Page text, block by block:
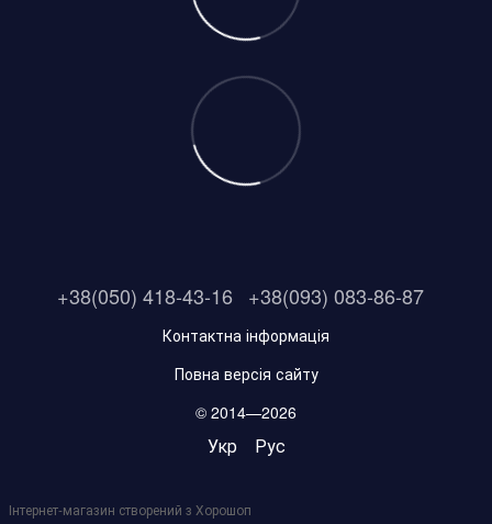
+38(050) 418-43-16 +38(093) 083-86-87
Контактна інформація
Повна версія сайту
© 2014—2026
Укр Рус
Інтернет-магазин створений з Хорошоп